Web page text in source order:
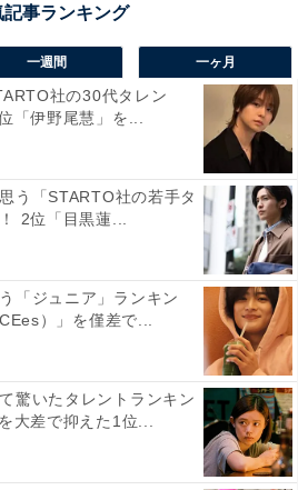
一週間 一ヶ月
社の30代タレン
「伊野尾慧」を...
う「STARTO社の若手タ
2位「目黒蓮...
「ジュニア」ランキン
）」を僅差で...
驚いたタレントランキン
大差で抑えた1位...